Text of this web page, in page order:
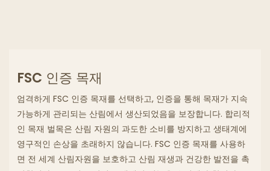
엄격하게 FSC 인증 목재를 선택하고, 인증을 통해 목재가 지속
가능하게 관리되는 산림에서 생산되었음을 보장합니다. 합리적
인 목재 벌목은 산림 자원의 과도한 소비를 방지하고 생태계에
영구적인 손상을 초래하지 않습니다.FSC 인증 목재를 사용하
면 전 세계 산림자원을 보호하고 산림 재생과 건강한 발전을 촉